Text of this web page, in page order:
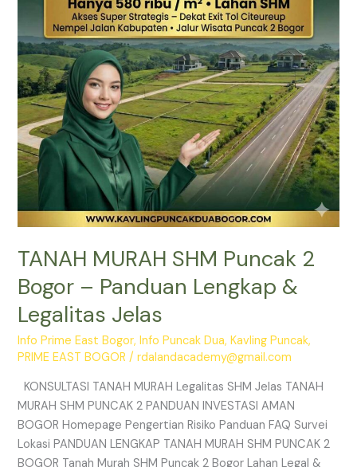
TANAH MURAH SHM Puncak 2
Bogor – Panduan Lengkap &
Legalitas Jelas
Info Prime East Bogor,Info Puncak Dua,Kavling Puncak,
PRIME EAST BOGOR /rdalandacademy@gmail.com
KONSULTASI TANAH MURAH Legalitas SHM Jelas TANAH
MURAH SHM PUNCAK 2 PANDUAN INVESTASI AMAN
BOGOR Homepage Pengertian Risiko Panduan FAQ Survei
Lokasi PANDUAN LENGKAP TANAH MURAH SHM PUNCAK 2
BOGOR Tanah Murah SHM Puncak 2 Bogor Lahan Legal &
Panduan
Lengkap
&
Legalitas
Jelas